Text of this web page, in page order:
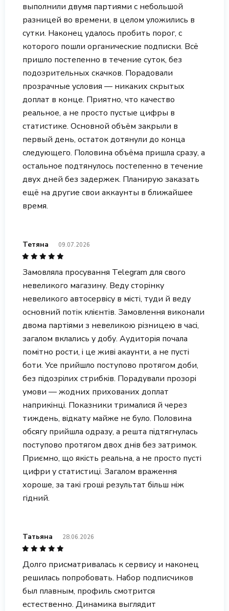
выполнили двумя партиями с небольшой
разницей во времени, в целом уложились в
сутки. Наконец удалось пробить порог, с
которого пошли органические подписки. Всё
пришло постепенно в течение суток, без
подозрительных скачков. Порадовали
прозрачные условия — никаких скрытых
доплат в конце. Приятно, что качество
реальное, а не просто пустые цифры в
статистике. Основной объём закрыли в
первый день, остаток дотянули до конца
следующего. Половина объёма пришла сразу, а
остальное подтянулось постепенно в течение
двух дней без задержек. Планирую заказать
ещё на другие свои аккаунты в ближайшее
время.
Тетяна 09.07.2026
Замовляла просування Telegram для свого
невеликого магазину. Веду сторінку
невеликого автосервісу в місті, туди й веду
основний потік клієнтів. Замовлення виконали
двома партіями з невеликою різницею в часі,
загалом вклались у добу. Аудиторія почала
помітно рости, і це живі акаунти, а не пусті
боти. Усе прийшло поступово протягом доби,
без підозрілих стрибків. Порадували прозорі
умови — жодних прихованих доплат
наприкінці. Показники трималися й через
тиждень, відкату майже не було. Половина
обсягу прийшла одразу, а решта підтягнулась
поступово протягом двох днів без затримок.
Приємно, що якість реальна, а не просто пусті
цифри у статистиці. Загалом враження
хороше, за такі гроші результат більш ніж
гідний.
Татьяна 28.06.2026
Долго присматривалась к сервису и наконец
решилась попробовать. Набор подписчиков
был плавным, профиль смотрится
естественно. Динамика выглядит